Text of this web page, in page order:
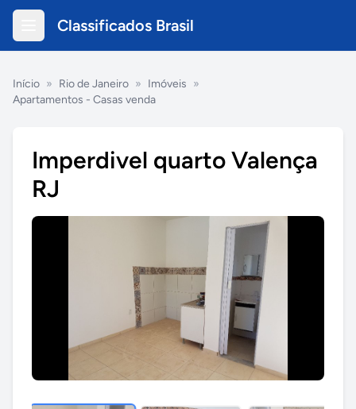
Classificados Brasil
Início » Rio de Janeiro » Imóveis »
Apartamentos - Casas venda
Imperdivel quarto Valença
RJ